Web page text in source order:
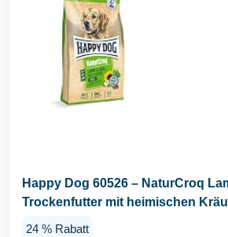
Happy Dog 60526 – NaturCroq
Trockenfutter mit heimischen
24 % Rabatt